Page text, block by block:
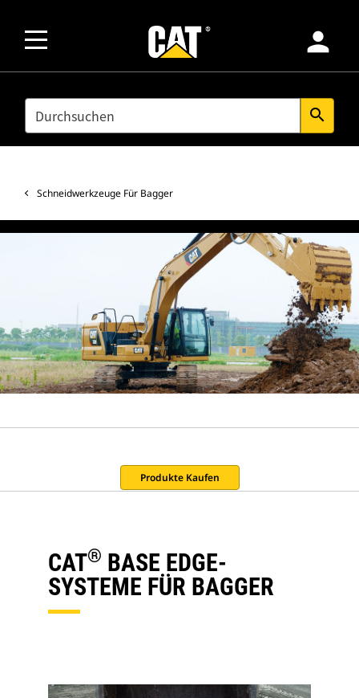
person
SEARCH search
Schneidwerkzeuge Für Bagger
Produkte Kaufen
CAT® BASE EDGE-
SYSTEME FÜR BAGGER